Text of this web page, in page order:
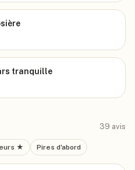
tranquille
39 avis
★ Pires d'abord